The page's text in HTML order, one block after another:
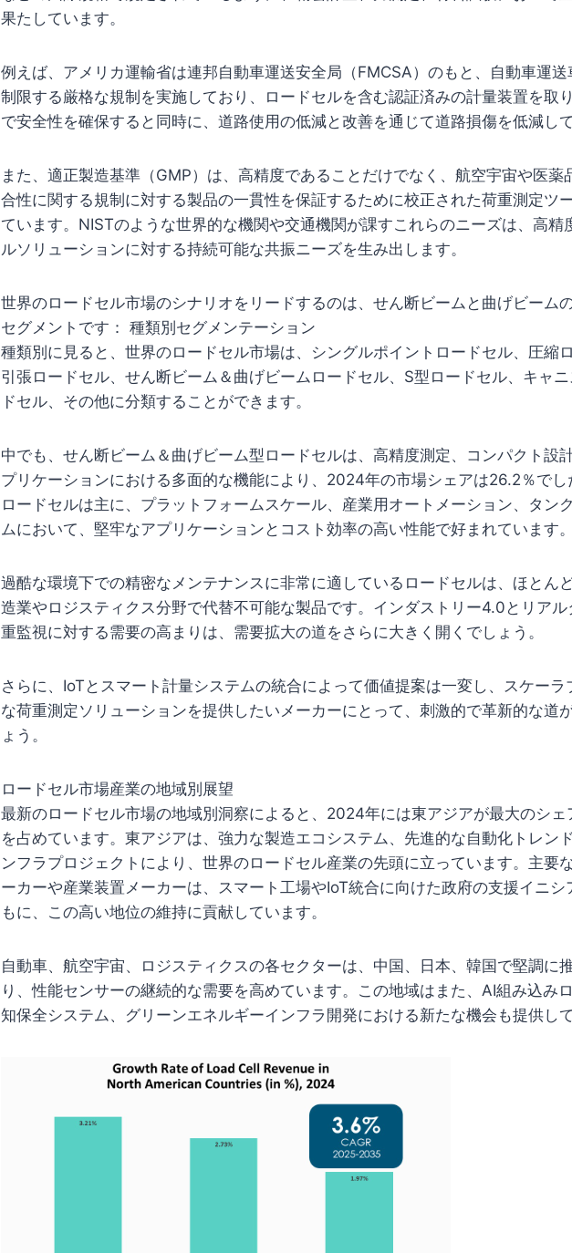
果たしています。
例えば、アメリカ運輸省は連邦自動車運送安全局（FMCSA）のもと、自動車運送
制限する厳格な規制を実施しており、ロードセルを含む認証済みの計量装置を取
で安全性を確保すると同時に、道路使用の低減と改善を通じて道路損傷を低減して
また、適正製造基準（GMP）は、高精度であることだけでなく、航空宇宙や医薬
合性に関する規制に対する製品の一貫性を保証するために校正された荷重測定ツ
ています。NISTのような世界的な機関や交通機関が課すこれらのニーズは、高精
ルソリューションに対する持続可能な共振ニーズを生み出します。
世界のロードセル市場のシナリオをリードするのは、せん断ビームと曲げビーム
セグメントです： 種類別セグメンテーション
種類別に見ると、世界のロードセル市場は、シングルポイントロードセル、圧縮ロ
引張ロードセル、せん断ビーム＆曲げビームロードセル、S型ロードセル、キャ
ドセル、その他に分類することができます。
中でも、せん断ビーム＆曲げビーム型ロードセルは、高精度測定、コンパクト設
プリケーションにおける多面的な機能により、2024年の市場シェアは26.2％でし
ロードセルは主に、プラットフォームスケール、産業用オートメーション、タン
ムにおいて、堅牢なアプリケーションとコスト効率の高い性能で好まれています。
過酷な環境下での精密なメンテナンスに非常に適しているロードセルは、ほとん
造業やロジスティクス分野で代替不可能な製品です。インダストリー4.0とリア
重監視に対する需要の高まりは、需要拡大の道をさらに大きく開くでしょう。
さらに、IoTとスマート計量システムの統合によって価値提案は一変し、スケーラ
な荷重測定ソリューションを提供したいメーカーにとって、刺激的で革新的な道
ょう。
ロードセル市場産業の地域別展望
最新のロードセル市場の地域別洞察によると、2024年には東アジアが最大のシェ
を占めています。東アジアは、強力な製造エコシステム、先進的な自動化トレン
ンフラプロジェクトにより、世界のロードセル産業の先頭に立っています。主要
ーカーや産業装置メーカーは、スマート工場やIoT統合に向けた政府の支援イニシ
もに、この高い地位の維持に貢献しています。
自動車、航空宇宙、ロジスティクスの各セクターは、中国、日本、韓国で堅調に
り、性能センサーの継続的な需要を高めています。この地域はまた、AI組み込み
知保全システム、グリーンエネルギーインフラ開発における新たな機会も提供して